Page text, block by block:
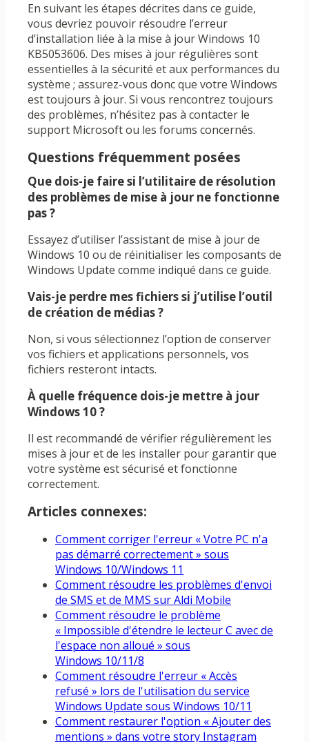
En suivant les étapes décrites dans ce guide,
vous devriez pouvoir résoudre l’erreur
d’installation liée à la mise à jour Windows 10
KB5053606. Des mises à jour régulières sont
essentielles à la sécurité et aux performances du
système ; assurez-vous donc que votre Windows
est toujours à jour. Si vous rencontrez toujours
des problèmes, n’hésitez pas à contacter le
support Microsoft ou les forums concernés.
Questions fréquemment posées
Que dois-je faire si l’utilitaire de résolution
des problèmes de mise à jour ne fonctionne
pas ?
Essayez d’utiliser l’assistant de mise à jour de
Windows 10 ou de réinitialiser les composants de
Windows Update comme indiqué dans ce guide.
Vais-je perdre mes fichiers si j’utilise l’outil
de création de médias ?
Non, si vous sélectionnez l’option de conserver
vos fichiers et applications personnels, vos
fichiers resteront intacts.
À quelle fréquence dois-je mettre à jour
Windows 10 ?
Il est recommandé de vérifier régulièrement les
mises à jour et de les installer pour garantir que
votre système est sécurisé et fonctionne
correctement.
Articles connexes:
Comment corriger l'erreur « Votre PC n'a
pas démarré correctement » sous
Windows 10/Windows 11
Comment résoudre les problèmes d'envoi
de SMS et de MMS sur Aldi Mobile
Comment résoudre le problème
« Impossible d'étendre le lecteur C avec de
l'espace non alloué » sous
Windows 10/11/8
Comment résoudre l'erreur « Accès
refusé » lors de l'utilisation du service
Windows Update sous Windows 10/11
Comment restaurer l'option « Ajouter des
mentions » dans votre story Instagram